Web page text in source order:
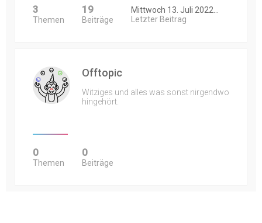
3
Themen
19
Beiträge
Mittwoch 13. Juli 2022…
Letzter Beitrag
Offtopic
Witziges und alles was sonst nirgendwo
hingehört.
0
Themen
0
Beiträge